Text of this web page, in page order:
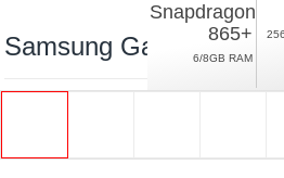
Samsung Galaxy Tab
Snapdragon
865+
6/8GB RAM